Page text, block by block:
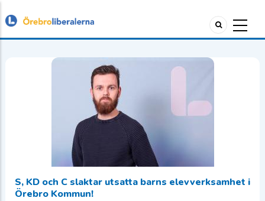
S, KD och C slaktar utsatta barns elevverksamhet i
Örebro Kommun!